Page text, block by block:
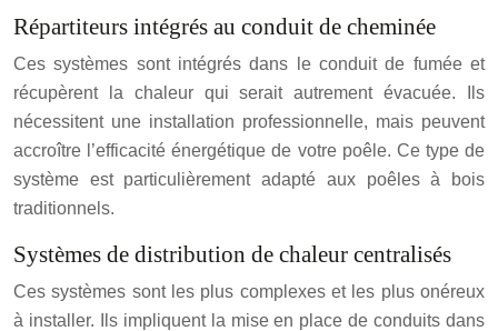
Répartiteurs intégrés au conduit de cheminée
Ces systèmes sont intégrés dans le conduit de fumée et
récupèrent la chaleur qui serait autrement évacuée. Ils
nécessitent une installation professionnelle, mais peuvent
accroître l’efficacité énergétique de votre poêle. Ce type de
système est particulièrement adapté aux poêles à bois
traditionnels.
Systèmes de distribution de chaleur centralisés
Ces systèmes sont les plus complexes et les plus onéreux
à installer. Ils impliquent la mise en place de conduits dans